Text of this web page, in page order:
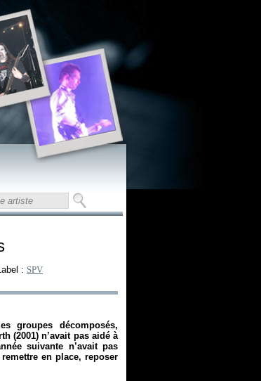
: SPV
groupes décomposés,
(2001) n’avait pas aidé à
suivante n’avait pas
en place, reposer